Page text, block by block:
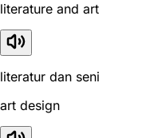
literature and art
literatur dan seni
art design